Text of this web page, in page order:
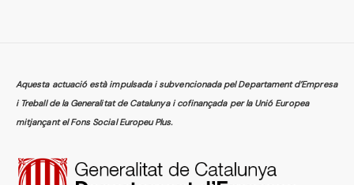
Aquesta actuació està impulsada i subvencionada pel Departament d’Empresa
i Treball de la Generalitat de Catalunya i cofinançada per la Unió Europea
mitjançant el Fons Social Europeu Plus.